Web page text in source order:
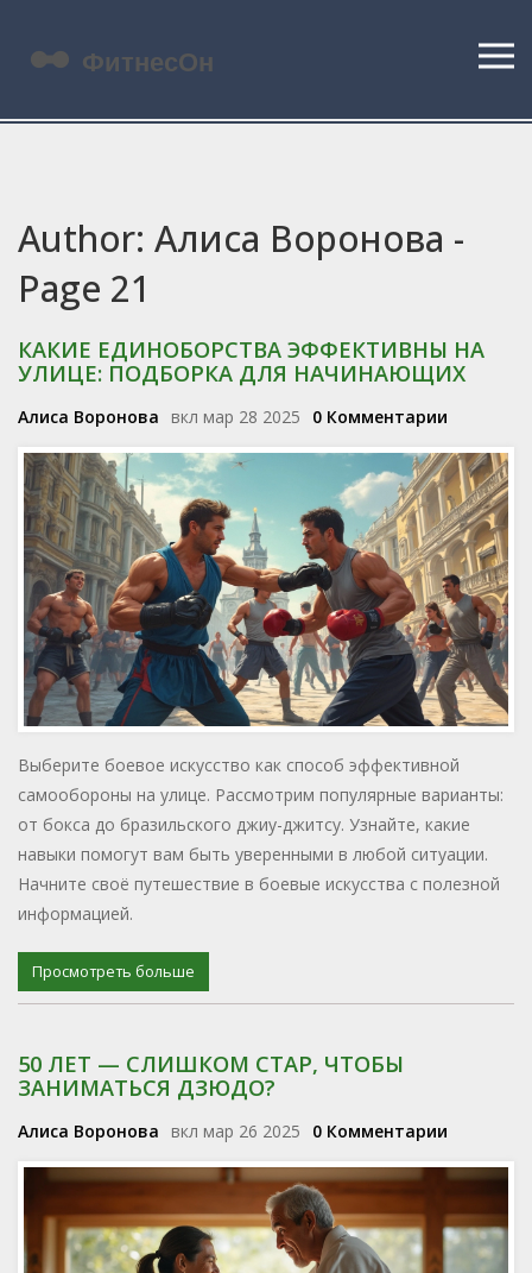
Author: Алиса Воронова -
Page 21
КАКИЕ ЕДИНОБОРСТВА ЭФФЕКТИВНЫ НА
УЛИЦЕ: ПОДБОРКА ДЛЯ НАЧИНАЮЩИХ
Алиса Воронова вкл мар 28 2025 0 Комментарии
Выберите боевое искусство как способ эффективной
самообороны на улице. Рассмотрим популярные варианты:
от бокса до бразильского джиу-джитсу. Узнайте, какие
навыки помогут вам быть уверенными в любой ситуации.
Начните своё путешествие в боевые искусства с полезной
информацией.
Просмотреть больше
50 ЛЕТ — СЛИШКОМ СТАР, ЧТОБЫ
ЗАНИМАТЬСЯ ДЗЮДО?
Алиса Воронова вкл мар 26 2025 0 Комментарии